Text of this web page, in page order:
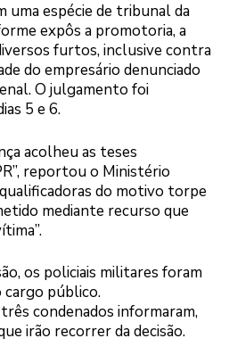
uma espécie de tribunal da
expôs a promotoria, a
furtos, inclusive contra
do empresário denunciado
O julgamento foi
5 e 6.
acolheu as teses
reportou o Ministério
do motivo torpe
mediante recurso que
os policiais militares foram
cargo público.
condenados informaram,
irão recorrer da decisão.